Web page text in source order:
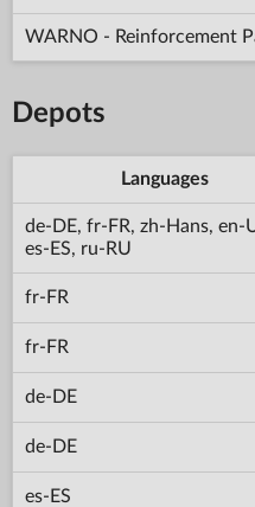
WARNO - Reinforcement
Depots
Languages
de-DE, fr-FR, zh-Hans, en-
es-ES, ru-RU
fr-FR
fr-FR
de-DE
de-DE
es-ES